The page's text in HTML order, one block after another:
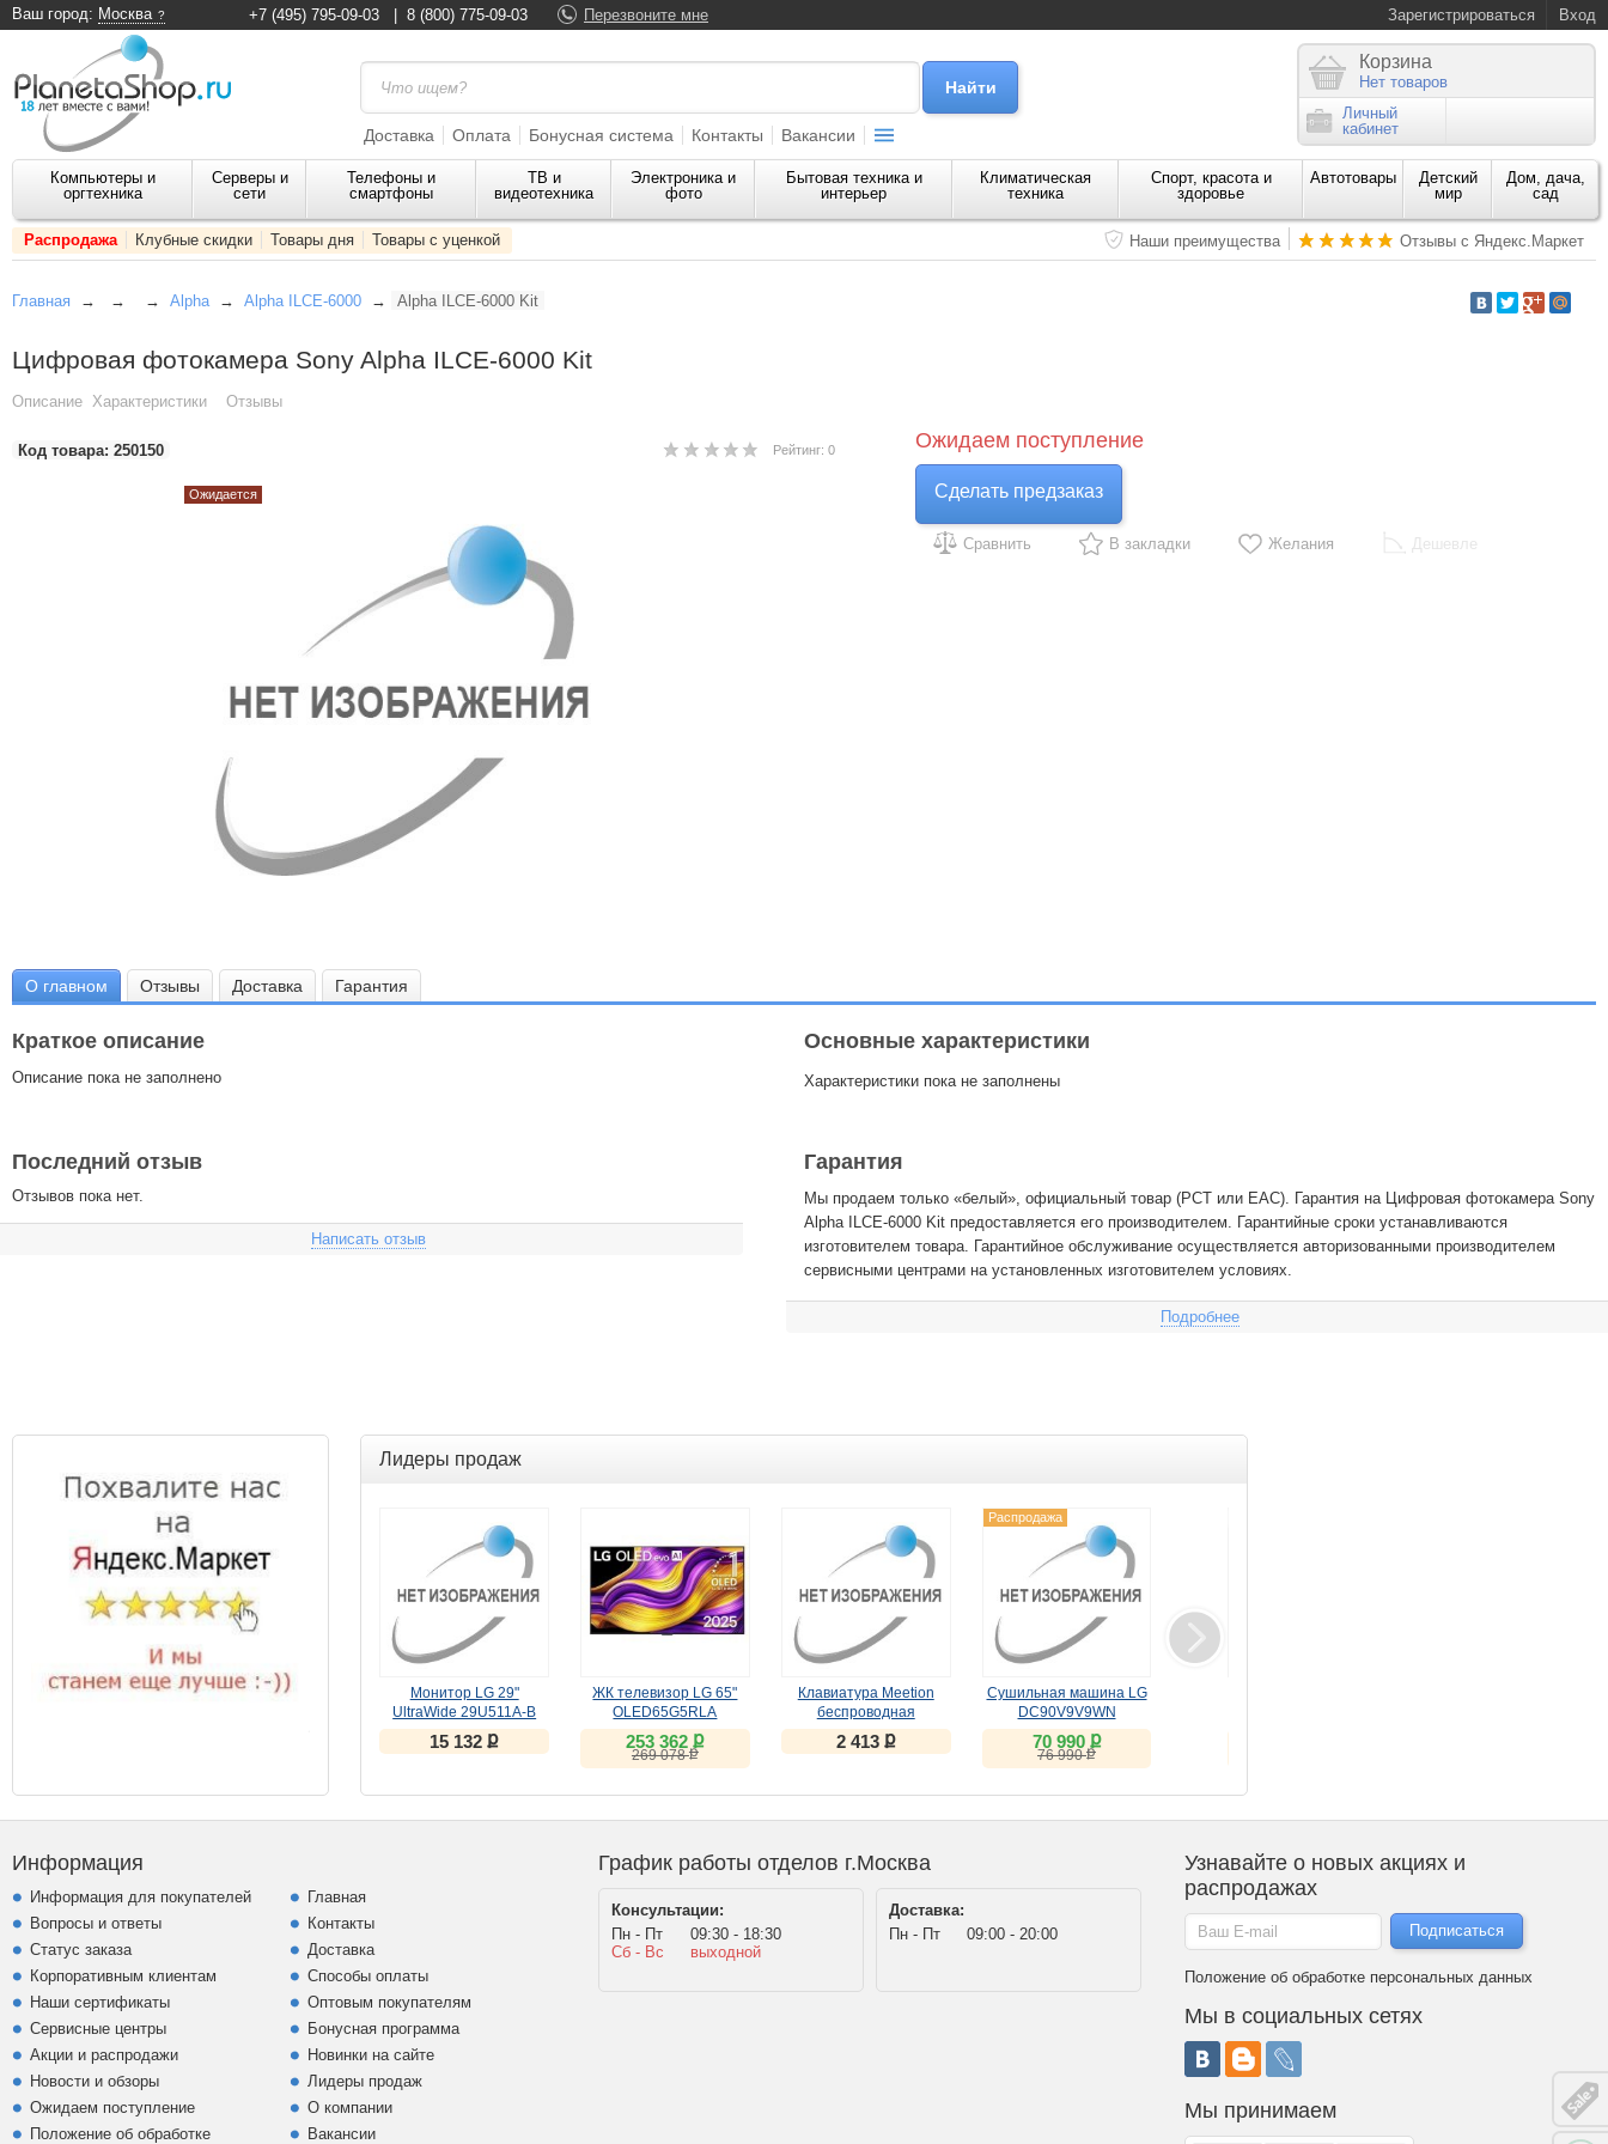
Ваш город: Москва Зарегистрироваться Вход
+7 (495) 795-09-03 8 (800) 775-09-03 Перезвоните мне
Доставка Оплата Бонусная система Контакты Вакансии
Корзина
Нет товаров
Личный
кабинет
Компьютеры и
оргтехника
Серверы и
сети
Телефоны и
смартфоны
ТВ и
видеотехника
Электроника и
фото
Бытовая техника и
интерьер
Климатическая
техника
Спорт, красота и
здоровье
Автотовары
Детский
мир
Дом, дача,
сад
Распродажа Клубные скидки Товары дня Товары с уценкой Наши преимущества Отзывы с Яндекс.Маркет
Главная → → → Alpha→ Alpha ILCE-6000 → Alpha ILCE-6000 Kit
Цифровая фотокамера Sony Alpha ILCE-6000 Kit
Описание Характеристики Отзывы
Код товара: 250150 Рейтинг: 0
Ожидается
Ожидаем поступление
Сделать предзаказ
Сравнить В закладки Желания Дешевле
О главном Отзывы Доставка Гарантия
Краткое описание
Описание пока не заполнено
Последний отзыв
Отзывов пока нет.
Написать отзыв
Основные характеристики
Характеристики пока не заполнены
Гарантия
Мы продаем только «белый», официальный товар (РСТ или EAC). Гарантия на Цифровая фотокамера Sony
Alpha ILCE-6000 Kit предоставляется его производителем. Гарантийные сроки устанавливаются
изготовителем товара. Гарантийное обслуживание осуществляется авторизованными производителем
сервисными центрами на установленных изготовителем условиях.
Подробнее
Лидеры продаж
Монитор LG 29"
UltraWide 29U511A-B
(IPS, 100Hz)
15 132ք
ЖК телевизор LG 65"
OLED65G5RLA
253 362 ք
269 078ք
Клавиатура Meetion
беспроводная
ножничная WK310
чёрная
2 413 ք
Распродажа
Сушильная машина LG
DC90V9V9WN
70 990 ք
76 990ք
Информация
Информация для покупателей
Вопросы и ответы
Статус заказа
Корпоративным клиентам
Наши сертификаты
Сервисные центры
Акции и распродажи
Новости и обзоры
Ожидаем поступление
Положение об обработке
Главная
Контакты
Доставка
Способы оплаты
Оптовым покупателям
Бонусная программа
Новинки на сайте
Лидеры продаж
О компании
Вакансии
График работы отделов г.Москва
Консультации:
Пн - Пт
09:30 - 18:30
Сб - Вс
выходной
Доставка:
Пн - Пт
09:00 - 20:00
Узнавайте о новых акциях и
распродажах
Положение об обработке персональных данных
Мы в социальных сетях
Мы принимаем